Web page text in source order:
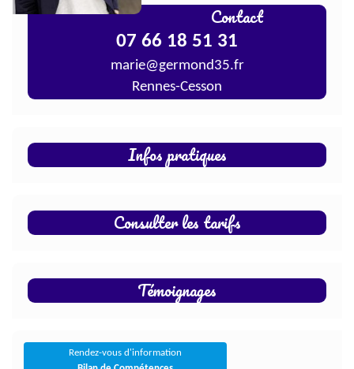
Contact
07 66 18 51 31
marie@germond35.fr
Rennes-Cesson
Infos pratiques
Consulter les tarifs
Témoignages
Rendez-vous d'information